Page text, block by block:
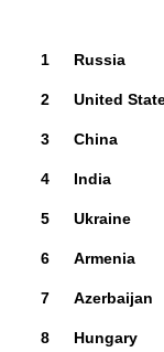
1 Russia
2 United
3 China
4 India
5 Ukraine
6 Armenia
7 Azerbaijan
8 Hungary